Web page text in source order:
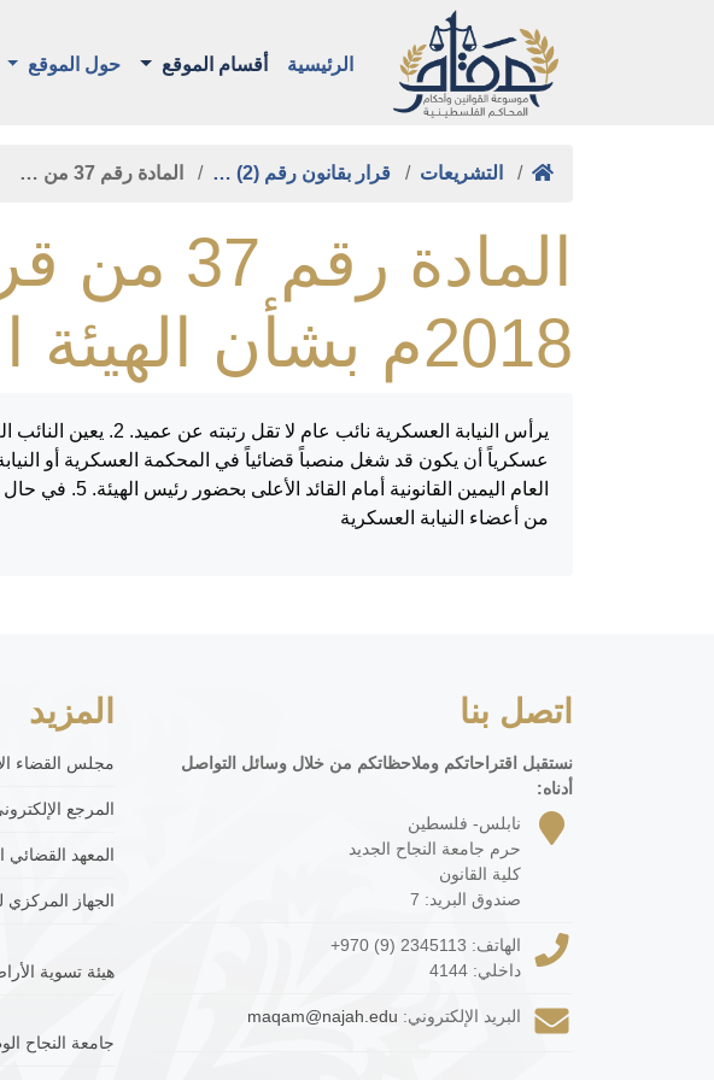
الرئيسية أقسام الموقع حول الموقع
التشريعات قرار بقانون رقم (2) … المادة رقم 37 من …
2018م بشأن الهيئة القضائية لقوى الأمن
العام اليمين
من أعضاء النيابة العسكرية
اتصل بنا
نستقبل اقتراحاتكم وملاحظاتكم من خلال وسائل التواصل
أدناه:
نابلس- فلسطين
حرم جامعة النجاح الجديد
كلية القانون
صندوق البريد: 7
الهاتف: +970 (9) 2345113
داخلي: 4144
البريد الإلكتروني: maqam@najah.edu
المزيد
مجلس القضاء
المرجع
المعهد القضائي
الجهاز المركزي
هيئة تسوية
جامعة النجاح